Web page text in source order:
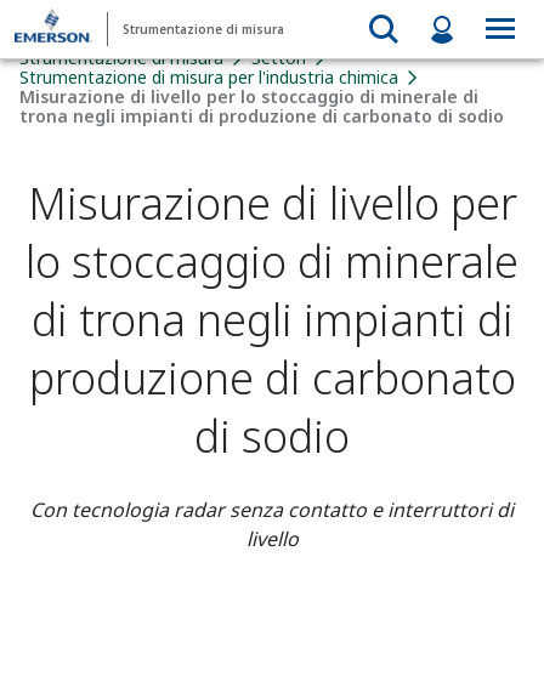
Strumentazione di misura
Strumentazione di misura
Settori
Strumentazione di misura per l'industria chimica
Misurazione di livello per lo stoccaggio di minerale di
trona negli impianti di produzione di carbonato di sodio
Misurazione di livello per
lo stoccaggio di minerale
di trona negli impianti di
produzione di carbonato
di sodio
Con tecnologia radar senza contatto e interruttori di
livello